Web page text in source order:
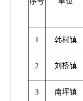
1 韩村镇
2 刘桥镇
3 南坪镇